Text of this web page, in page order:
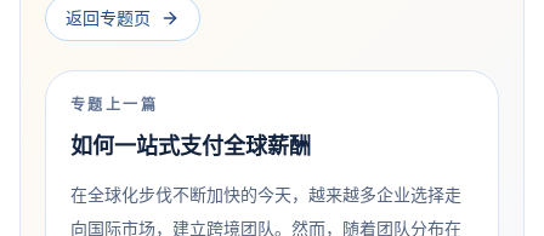
返回专题页
专题上一篇
如何一站式支付全球薪酬
在全球化步伐不断加快的今天，越来越多企业选择走
向国际市场，建立跨境团队。然而，随着团队分布在